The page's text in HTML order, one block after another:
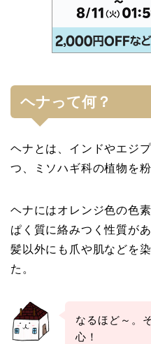
ヘナって何？
ヘナとは、インドやエジ
つ、ミソハギ科の植物を
ヘナにはオレンジ色の色
ぱく質に絡みつく性質が
髪以外にも爪や肌などを
た。
なるほど～。
心！